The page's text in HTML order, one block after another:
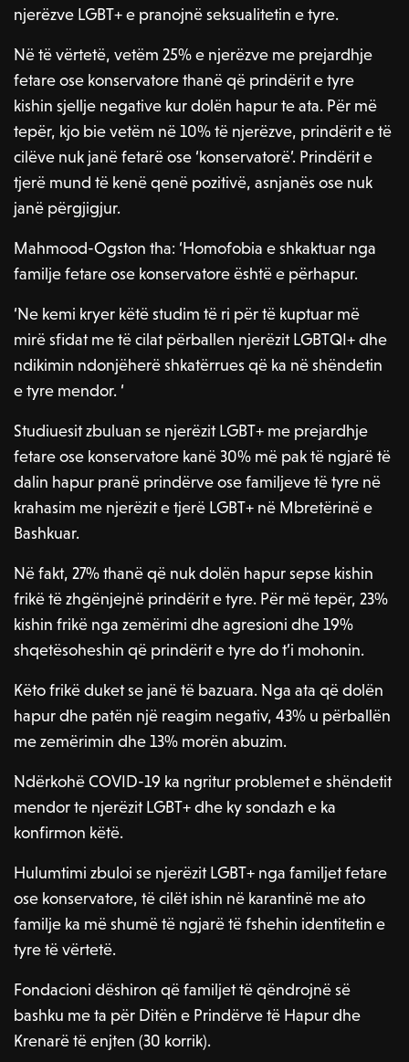
njerëzve LGBT+ e pranojnë seksualitetin e tyre.
Në të vërtetë, vetëm 25% e njerëzve me prejardhje
fetare ose konservatore thanë që prindërit e tyre
kishin sjellje negative kur dolën hapur te ata. Për më
tepër, kjo bie vetëm në 10% të njerëzve, prindërit e të
cilëve nuk janë fetarë ose ‘konservatorë’. Prindërit e
tjerë mund të kenë qenë pozitivë, asnjanës ose nuk
janë përgjigjur.
Mahmood-Ogston tha: ‘Homofobia e shkaktuar nga
familje fetare ose konservatore është e përhapur.
‘Ne kemi kryer këtë studim të ri për të kuptuar më
mirë sfidat me të cilat përballen njerëzit LGBTQI+ dhe
ndikimin ndonjëherë shkatërrues që ka në shëndetin
e tyre mendor. ‘
Studiuesit zbuluan se njerëzit LGBT+ me prejardhje
fetare ose konservatore kanë 30% më pak të ngjarë të
dalin hapur pranë prindërve ose familjeve të tyre në
krahasim me njerëzit e tjerë LGBT+ në Mbretërinë e
Bashkuar.
Në fakt, 27% thanë që nuk dolën hapur sepse kishin
frikë të zhgënjejnë prindërit e tyre. Për më tepër, 23%
kishin frikë nga zemërimi dhe agresioni dhe 19%
shqetësoheshin që prindërit e tyre do t’i mohonin.
Këto frikë duket se janë të bazuara. Nga ata që dolën
hapur dhe patën një reagim negativ, 43% u përballën
me zemërimin dhe 13% morën abuzim.
Ndërkohë COVID-19 ka ngritur problemet e shëndetit
mendor te njerëzit LGBT+ dhe ky sondazh e ka
konfirmon këtë.
Hulumtimi zbuloi se njerëzit LGBT+ nga familjet fetare
ose konservatore, të cilët ishin në karantinë me ato
familje ka më shumë të ngjarë të fshehin identitetin e
tyre të vërtetë.
Fondacioni dëshiron që familjet të qëndrojnë së
bashku me ta për Ditën e Prindërve të Hapur dhe
Krenarë të enjten (30 korrik).